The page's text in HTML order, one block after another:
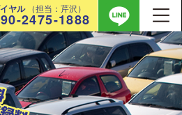
ヤル（担当：芹沢）
2475-1888